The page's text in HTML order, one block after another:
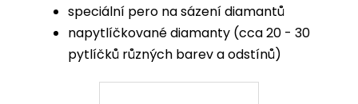
speciální pero na sázení diamantů
napytlíčkované diamanty (cca 20 - 30
pytlíčků různých barev a odstínů)